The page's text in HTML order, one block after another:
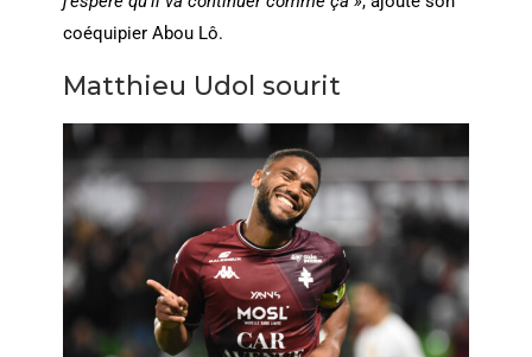
coéquipier Abou Lô.
Matthieu Udol sourit